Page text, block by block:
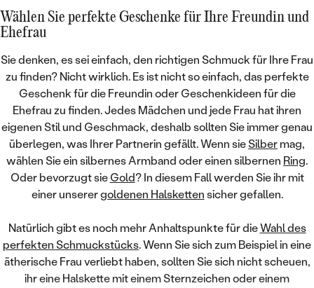
Wählen Sie perfekte Geschenke für Ihre Freundin und
Ehefrau
Sie denken, es sei einfach, den richtigen Schmuck für Ihre Frau
zu finden? Nicht wirklich. Es ist nicht so einfach, das perfekte
Geschenk für die Freundin oder Geschenkideen für die
Ehefrau zu finden. Jedes Mädchen und jede Frau hat ihren
eigenen Stil und Geschmack, deshalb sollten Sie immer genau
überlegen, was Ihrer Partnerin gefällt. Wenn sieSilber mag,
wählen Sie ein silbernes Armband oder einen silbernen Ring.
Oder bevorzugt sie Gold? In diesem Fall werden Sie ihr mit
einer unserergoldenen Halsketten sicher gefallen.
Natürlich gibt es noch mehr Anhaltspunkte für dieWahl des
perfekten Schmuckstücks. Wenn Sie sich zum Beispiel in eine
ätherische Frau verliebt haben, sollten Sie sich nicht scheuen,
ihr eine Halskette mit einemSternzeichen odereinem